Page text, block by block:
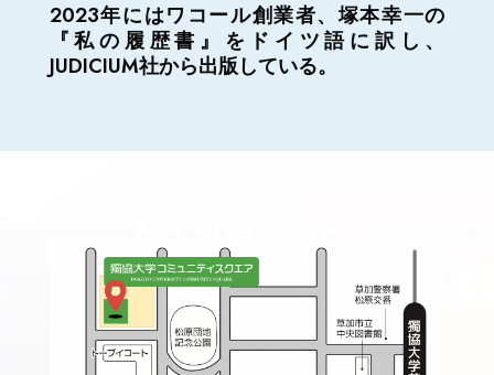
2023年にはワコール創業者、塚本幸一の
『私の履歴書』をドイツ語に訳し、
JUDICIUM社から出版している。